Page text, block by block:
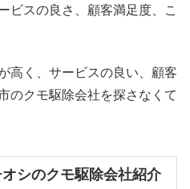
ビスの良さ、顧客満足度、こ
高く、サービスの良い、顧客
のクモ駆除会社を探さなくて
シのクモ駆除会社紹介